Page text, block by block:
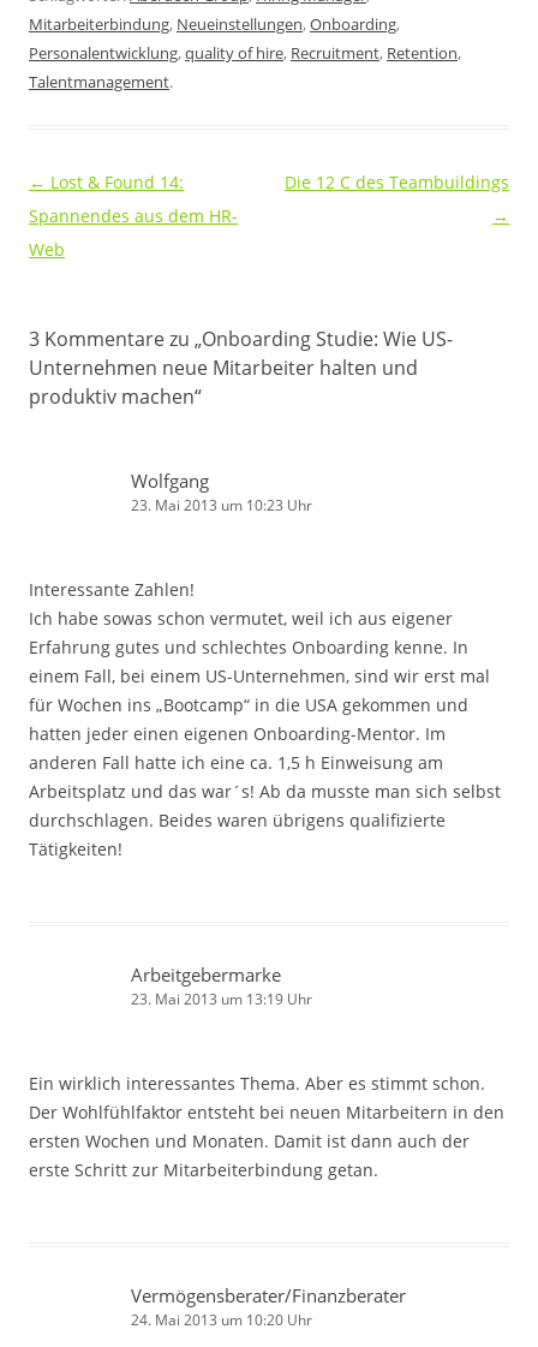
Mitarbeiterbindung, Neueinstellungen,Onboarding,
Personalentwicklung,quality of hire, Recruitment, Retention,
Talentmanagement.
Beitragsnavigation
← Lost & Found 14:
Spannendes aus dem HR-
Web
Die 12 C des Teambuildings
→
3 Kommentare zu „Onboarding Studie: Wie US-
Unternehmen neue Mitarbeiter halten und
produktiv machen“
Wolfgang
23. Mai 2013 um 10:23 Uhr
Interessante Zahlen!
Ich habe sowas schon vermutet, weil ich aus eigener
Erfahrung gutes und schlechtes Onboarding kenne. In
einem Fall, bei einem US-Unternehmen, sind wir erst mal
für Wochen ins „Bootcamp“ in die USA gekommen und
hatten jeder einen eigenen Onboarding-Mentor. Im
anderen Fall hatte ich eine ca. 1,5 h Einweisung am
Arbeitsplatz und das war´s! Ab da musste man sich selbst
durchschlagen. Beides waren übrigens qualifizierte
Tätigkeiten!
Arbeitgebermarke
23. Mai 2013 um 13:19 Uhr
Ein wirklich interessantes Thema. Aber es stimmt schon.
Der Wohlfühlfaktor entsteht bei neuen Mitarbeitern in den
ersten Wochen und Monaten. Damit ist dann auch der
erste Schritt zur Mitarbeiterbindung getan.
Vermögensberater/Finanzberater
24. Mai 2013 um 10:20 Uhr